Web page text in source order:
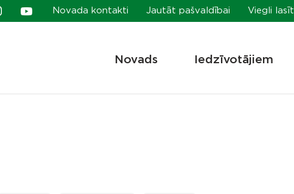
Novada kontakti Jautāt pašvaldībai Viegli lasīt
Novads Iedzīvotājiem